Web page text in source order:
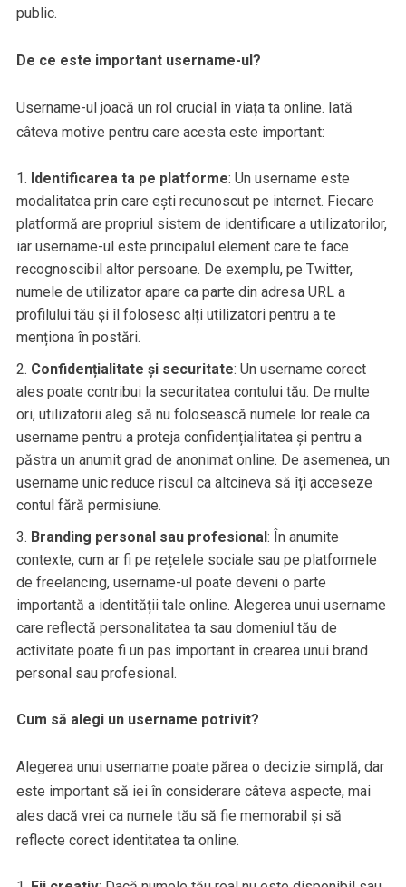
public.
De ce este important username-ul?
Username-ul joacă un rol crucial în viața ta online. Iată
câteva motive pentru care acesta este important:
Identificarea ta pe platforme: Un username este
modalitatea prin care ești recunoscut pe internet. Fiecare
platformă are propriul sistem de identificare a utilizatorilor,
iar username-ul este principalul element care te face
recognoscibil altor persoane. De exemplu, pe Twitter,
numele de utilizator apare ca parte din adresa URL a
profilului tău și îl folosesc alți utilizatori pentru a te
menționa în postări.
Confidențialitate și securitate: Un username corect
ales poate contribui la securitatea contului tău. De multe
ori, utilizatorii aleg să nu folosească numele lor reale ca
username pentru a proteja confidențialitatea și pentru a
păstra un anumit grad de anonimat online. De asemenea, un
username unic reduce riscul ca altcineva să îți acceseze
contul fără permisiune.
Branding personal sau profesional: În anumite
contexte, cum ar fi pe rețelele sociale sau pe platformele
de freelancing, username-ul poate deveni o parte
importantă a identității tale online. Alegerea unui username
care reflectă personalitatea ta sau domeniul tău de
activitate poate fi un pas important în crearea unui brand
personal sau profesional.
Cum să alegi un username potrivit?
Alegerea unui username poate părea o decizie simplă, dar
este important să iei în considerare câteva aspecte, mai
ales dacă vrei ca numele tău să fie memorabil și să
reflecte corect identitatea ta online.